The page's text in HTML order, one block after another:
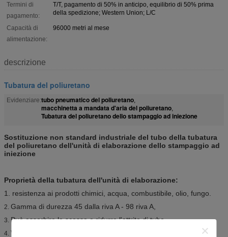
Termini di
pagamento:
T/T, pagamento di 50% in anticipo, equilibrio di 50% prima
della spedizione; Western Union; L/C
Capacità di
alimentazione:
96000 metri al mese
descrizione
Tubatura del poliuretano
Evidenziare:tubo pneumatico del poliuretano,
macchinetta a mandata d'aria del poliuretano,
Tubatura del poliuretano dello stampaggio ad iniezione
Sostituzione non standard industriale del tubo della tubatura
del poliuretano dell'unità di elaborazione dello stampaggio ad
iniezione
Proprietà della tubatura dell'unità di elaborazione:
1. resistenza ai prodotti chimici, acqua, combustibile, olio, fungo.
2. Gamma di durezza 45 dalla riva A - 98 riva A,
3. Può assorbire la scossa e ridurre l'attrito di tubo.
4. Vasta gamma della temperatura e della pressione di lavoro.